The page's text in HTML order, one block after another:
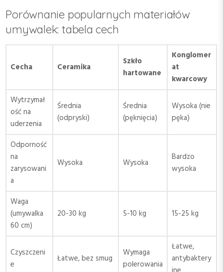
Porównanie popularnych materiałów
umywalek: tabela cech
Cecha Ceramika
Szkło
hartowane
Konglomer
at
kwarcowy
Wytrzymał
ość na
uderzenia
Średnia
(odpryski)
Średnia
(pęknięcia)
Wysoka (nie
pęka)
Odporność
na
zarysowani
a
Wysoka Wysoka
Bardzo
wysoka
Waga
(umywalka
60 cm)
20-30 kg 5-10 kg 15-25 kg
Czyszczeni
e
Łatwe, bez smug
Wymaga
polerowania
Łatwe,
antybaktery